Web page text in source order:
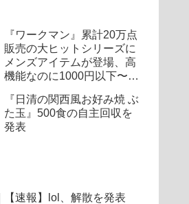
『ワークマン』累計20万点
販売の大ヒットシリーズに
メンズアイテムが登場、高
機能なのに1000円以下〜の
『日清の関西風お好み焼 ぶ
た玉』500食の自主回収を
発表
【速報】lol、解散を発表